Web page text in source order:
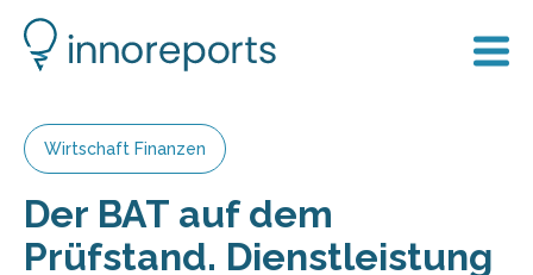
Wirtschaft Finanzen
Der BAT auf dem
Prüfstand. Dienstleistung